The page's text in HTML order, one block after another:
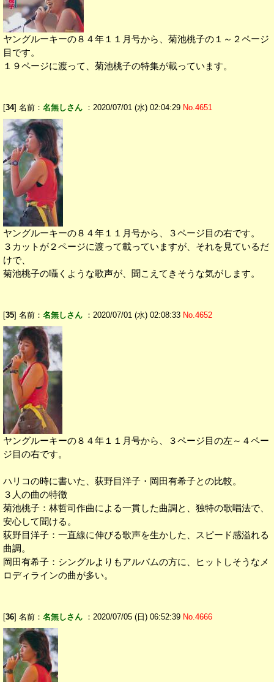
ヤングルーキーの８４年１１月号から、菊池桃子の１～２ページ
目です。
１９ページに渡って、菊池桃子の特集が載っています。
[34] 名前： 名無しさん ：2020/07/01 (水) 02:04:29 No.4651
ヤングルーキーの８４年１１月号から、３ページ目の右です。
３カットが２ページに渡って載っていますが、それを見ているだ
けで、
菊池桃子の囁くような歌声が、聞こえてきそうな気がします。
[35] 名前： 名無しさん ：2020/07/01 (水) 02:08:33 No.4652
ヤングルーキーの８４年１１月号から、３ページ目の左～４ペー
ジ目の右です。
ハリコの時に書いた、荻野目洋子・岡田有希子との比較。
３人の曲の特徴
菊池桃子：林哲司作曲による一貫した曲調と、独特の歌唱法で、
安心して聞ける。
荻野目洋子：一直線に伸びる歌声を生かした、スピード感溢れる
曲調。
岡田有希子：シングルよりもアルバムの方に、ヒットしそうなメ
ロディラインの曲が多い。
[36] 名前： 名無しさん ：2020/07/05 (日) 06:52:39 No.4666